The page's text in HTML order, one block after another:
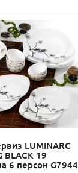
LUMINARC
BLACK 19
6 персон G7944